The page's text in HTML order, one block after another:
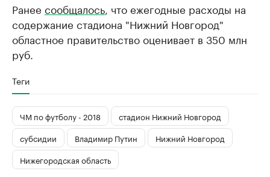
Ранее сообщалось , что ежегодные расходы на
содержание стадиона "Нижний Новгород"
областное правительство оценивает в 350 млн
руб.
Теги
ЧМ по футболу - 2018
стадион Нижний Новгород
субсидии
Владимир Путин
Нижний Новгород
Нижегородская область